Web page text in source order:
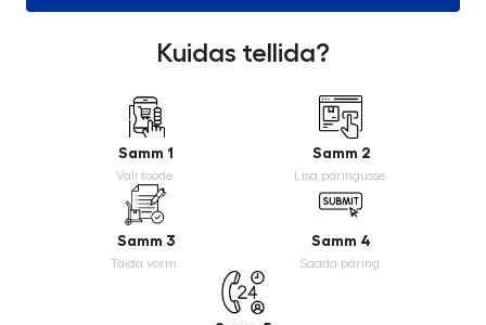
Kuidas tellida?
Samm 1
Vali toode.
Samm 2
Lisa päringusse.
Samm 3
Täida vorm.
Samm 4
Saada päring.